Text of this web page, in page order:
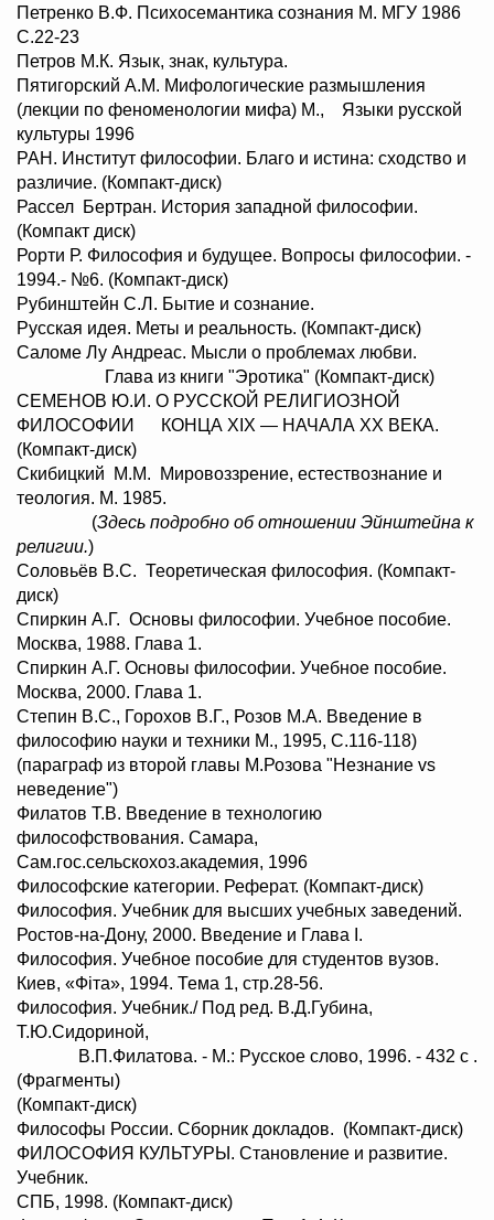
Петренко В.Ф. Психосемантика сознания М. МГУ 1986
С.22-23
Петров М.К. Язык, знак, культура.
Пятигорский А.М. Мифологические размышления
(лекции по феноменологии мифа) М., Языки русской
культуры 1996
РАН. Институт философии. Благо и истина: сходство и
различие. (Компакт-диск)
Рассел Бертран. История западной философии.
(Компакт диск)
Рорти Р. Философия и будущее. Вопросы философии. -
1994.- №6. (Компакт-диск)
Рубинштейн С.Л. Бытие и сознание.
Русская идея. Меты и реальность. (Компакт-диск)
Саломе Лу Андреас. Мысли о проблемах любви.
Глава из книги "Эротика" (Компакт-диск)
СЕМЕНОВ Ю.И. О РУССКОЙ РЕЛИГИОЗНОЙ
ФИЛОСОФИИ КОНЦА XIX — НАЧАЛА XX ВЕКА.
(Компакт-диск)
Скибицкий М.М. Мировоззрение, естествознание и
теология. М. 1985.
(Здесь подробно об отношении Эйнштейна к
религии.)
Соловьёв В.С. Теоретическая философия. (Компакт-
диск)
Спиркин А.Г. Основы философии. Учебное пособие.
Москва, 1988. Глава 1.
Спиркин А.Г. Основы философии. Учебное пособие.
Москва, 2000. Глава 1.
Степин В.С., Горохов В.Г., Розов М.А. Введение в
философию науки и техники М., 1995, С.116-118)
(параграф из второй главы М.Розова "Незнание vs
неведение")
Филатов Т.В. Введение в технологию
философствования. Самара,
Сам.гос.сельскохоз.академия, 1996
Философские категории. Реферат. (Компакт-диск)
Философия. Учебник для высших учебных заведений.
Ростов-на-Дону, 2000. Введение и Глава І.
Философия. Учебное пособие для студентов вузов.
Киев, «Фіта», 1994. Тема 1, стр.28-56.
Философия. Учебник./ Под ред. В.Д.Губина,
Т.Ю.Сидориной,
В.П.Филатова. - М.: Русское слово, 1996. - 432 с .
(Фрагменты)
(Компакт-диск)
Философы России. Сборник докладов. (Компакт-диск)
ФИЛОСОФИЯ КУЛЬТУРЫ. Становление и развитие.
Учебник.
СПБ, 1998. (Компакт-диск)